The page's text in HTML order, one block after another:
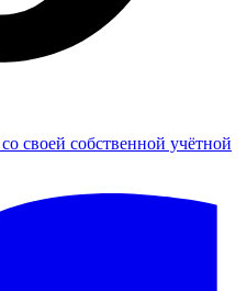
своей собственной учётной